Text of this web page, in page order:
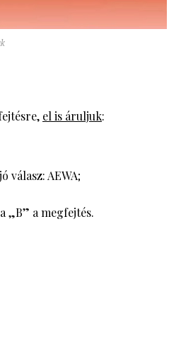
el is áruljuk:
válasz: AEWA;
„B” a megfejtés.